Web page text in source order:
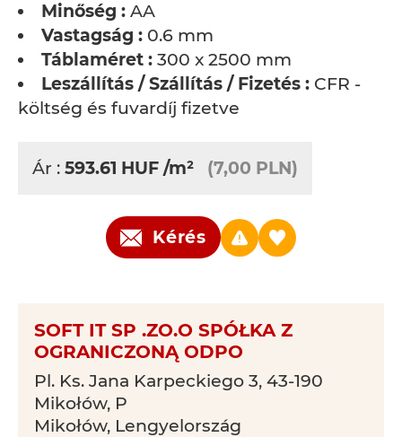
Minőség : AA
Vastagság : 0.6 mm
Táblaméret : 300 x 2500 mm
Leszállítás / Szállítás / Fizetés : CFR -
költség és fuvardíj fizetve
Ár : 593.61 HUF /m² (7,00 PLN)
Kérés
SOFT IT SP .ZO.O SPÓŁKA Z
OGRANICZONĄ ODPO
Pl. Ks. Jana Karpeckiego 3, 43-190
Mikołów, P
Mikołów, Lengyelország